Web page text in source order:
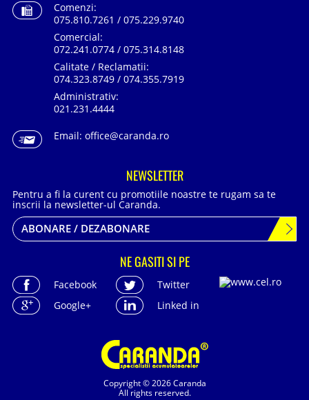
Copyright © 2026 Caranda
All rights reserved.
Comenzi:
075.810.7261 / 075.229.9740
Comercial:
072.241.0774 / 075.314.8148
Calitate / Reclamatii:
074.323.8749 / 074.355.7919
Administrativ:
021.231.4444
Email: office@caranda.ro
NEWSLETTER
Pentru a fi la curent cu promotiile noastre te rugam sa te
inscrii la newsletter-ul Caranda.
ABONARE / DEZABONARE
NE GASITI SI PE
Facebook
Twitter
Google+
Linked in